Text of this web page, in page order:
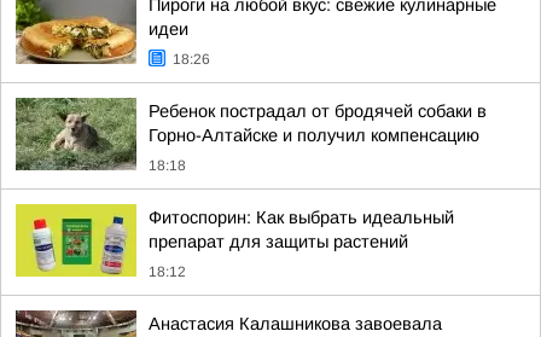
Пироги на любой вкус: свежие кулинарные
идеи
18:26
Ребенок пострадал от бродячей собаки в
Горно-Алтайске и получил компенсацию
18:18
Фитоспорин: Как выбрать идеальный
препарат для защиты растений
18:12
Анастасия Калашникова завоевала